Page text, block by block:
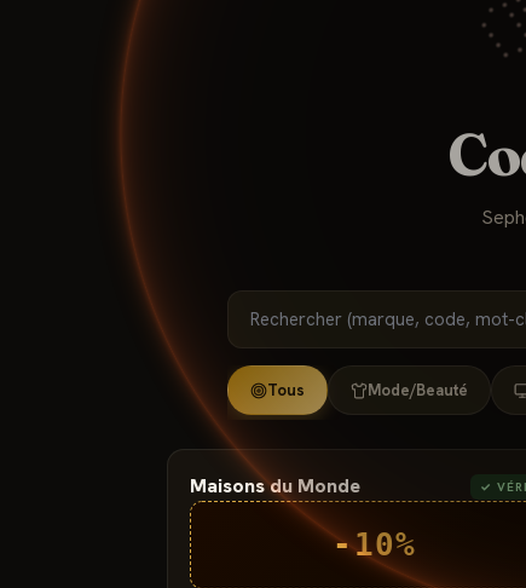
Tous Mode/Beauté
Maisons du Monde ✓
-10%